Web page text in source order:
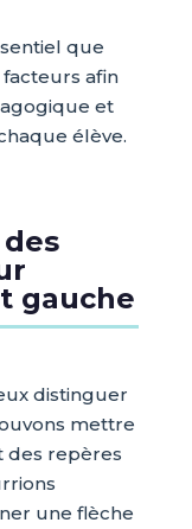
que
facteurs afin
et
élève.
gauche
distinguer
mettre
des repères
une flèche